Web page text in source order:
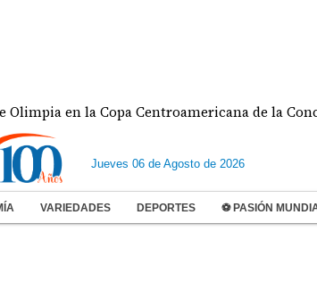
en la Copa Centroamericana de la Concacaf
Jueves 06 de Agosto de 2026
VARIEDADES DEPORTES ⚽ PASIÓN